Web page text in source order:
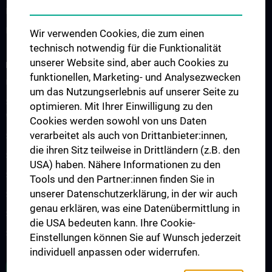
KPJ Public Health
FORSCHUNG
Übersicht
Studienteilnahme „Social Media Inhalte und psychisches
Wohlbefinden“
Studienteilnahme „Krisendarstellungen in Filmen“
Studienteilnahme POTS
Studienteilnahme S2H - Amber Study
Studienteilnahme INFUSE
Studienteilnahme CO-CAPTAIN
Studienteilnahme COPLANT
Wir verwenden Cookies, die zum einen
technisch notwendig für die Funktionalität
unserer Website sind, aber auch Cookies zu
funktionellen, Marketing- und Analysezwecken
um das Nutzungserlebnis auf unserer Seite zu
optimieren. Mit Ihrer Einwilligung zu den
Cookies werden sowohl von uns Daten
verarbeitet als auch von Drittanbieter:innen,
die ihren Sitz teilweise in Drittländern (z.B. den
USA) haben. Nähere Informationen zu den
Tools und den Partner:innen finden Sie in
unserer Datenschutzerklärung, in der wir auch
genau erklären, was eine Datenübermittlung in
die USA bedeuten kann. Ihre Cookie-
Einstellungen können Sie auf Wunsch jederzeit
individuell anpassen oder widerrufen.